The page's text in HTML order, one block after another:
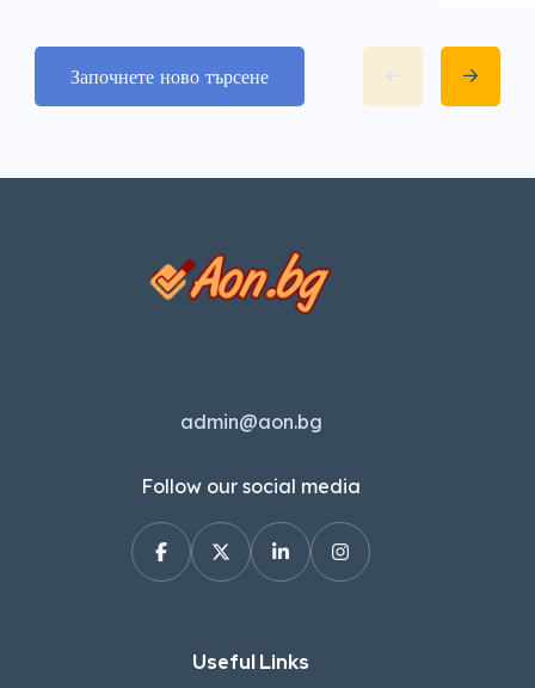
Започнете ново търсене
admin@aon.bg
Follow our social media
Useful Links